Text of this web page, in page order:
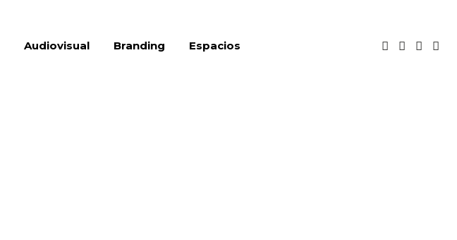
Audiovisual Branding Espacios